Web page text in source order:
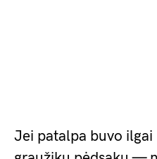
Jei patalpa buvo